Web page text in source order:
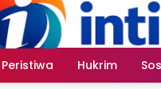
Peristiwa Hukrim